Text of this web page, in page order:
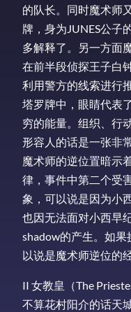
的队长。同时魔术师
牌，身为JUNES公子
多解释了。另一方面
在前半段侦探王子白
利用警方的线索进行
塔罗牌中，眼睛代表
穷的能量。组织、行
形容人的话是一张非
魔术师的逆位置暗示
律，事件中第二个受
象，可以说是因为小
也因无法面对小西早
shadow的产生。如
以说是魔术师逆位的
II 女教皇（The
不算花村阳介的话天